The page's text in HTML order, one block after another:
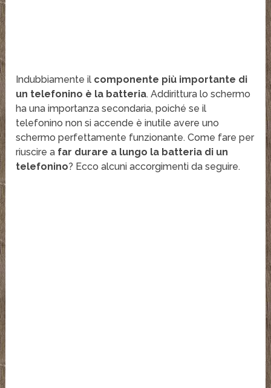
Indubbiamente il componente più importante di
un telefonino è la batteria. Addirittura lo schermo
ha una importanza secondaria, poiché se il
telefonino non si accende è inutile avere uno
schermo perfettamente funzionante. Come fare per
riuscire a far durare a lungo la batteria di un
telefonino? Ecco alcuni accorgimenti da seguire.